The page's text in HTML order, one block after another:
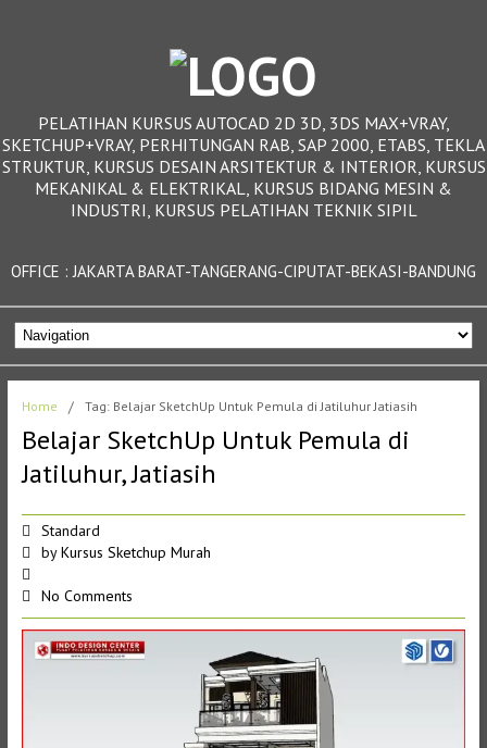
PELATIHAN KURSUS AUTOCAD 2D 3D, 3DS MAX+VRAY,
SKETCHUP+VRAY, PERHITUNGAN RAB, SAP 2000, ETABS, TEKLA
STRUKTUR, KURSUS DESAIN ARSITEKTUR & INTERIOR, KURSUS
MEKANIKAL & ELEKTRIKAL, KURSUS BIDANG MESIN &
INDUSTRI, KURSUS PELATIHAN TEKNIK SIPIL
OFFICE : JAKARTA BARAT-TANGERANG-CIPUTAT-BEKASI-BANDUNG
Home / Tag: Belajar SketchUp Untuk Pemula di Jatiluhur Jatiasih
Belajar SketchUp Untuk Pemula di
Jatiluhur, Jatiasih
Standard
byKursus Sketchup Murah
No Comments